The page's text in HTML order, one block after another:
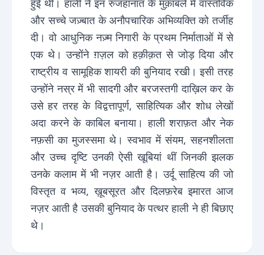
हुई थी। हाली ने इन रुजहानात के मुक़ाबले में वास्तविक
और सच्चे जज़्बात के अनौपचारिक अभिव्यक्ति को तर्जीह
दी। वो आधुनिक नज़्म निगारी के प्रथम निर्माताओं में से
एक थे। उन्होंने ग़ज़ल को हक़ीक़त से जोड़ दिया और
राष्ट्रीय व सामूहिक शायरी की बुनियाद रखी। इसी तरह
उन्होंने नस्र में भी सादगी और बरजस्तगी दाख़िल कर के
उसे हर तरह के विद्वत्तापूर्ण, साहित्यिक और शोध लेखों
अदा करने के काबिल बनाया। हाली शराफ़त और नेक
नफ़सी का मुजस्समा थे। स्वभाव में संयम, सहनशीलता
और उच्च दृष्टि उनकी ऐसी खूबियां थीं जिनकी झलक
उनके कलाम में भी नज़र आती है। उर्दू साहित्य की जो
विस्तृत व भव्य, ख़ूबसूरत और दिलफ़रेब इमारत आज
नज़र आती है उसकी बुनियाद के पत्थर हाली ने ही बिछाए
थे।